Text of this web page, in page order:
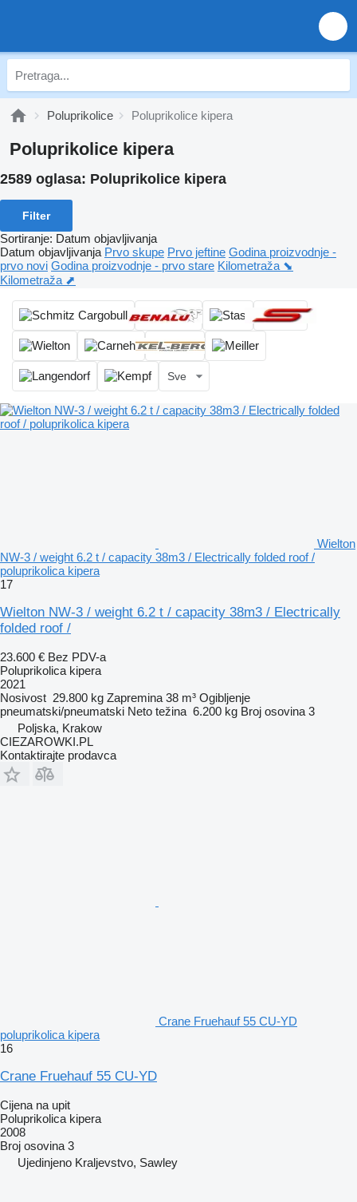
Poluprikolice Poluprikolice kipera
Poluprikolice kipera
2589 oglasa: Poluprikolice kipera
Filter
Sortiranje: Datum objavljivanja
Datum objavljivanja Prvo skupe Prvo jeftine Godina proizvodnje -
prvo novi Godina proizvodnje - prvo stare Kilometraža ⬊
Kilometraža ⬈
Sve
Wielton
NW-3 / weight 6.2 t / capacity 38m3 / Electrically folded roof /
poluprikolica kipera
17
Wielton NW-3 / weight 6.2 t / capacity 38m3 / Electrically
folded roof /
23.600 € Bez PDV-a
Poluprikolica kipera
2021
Nosivost 29.800 kg Zapremina 38 m³ Ogibljenje
pneumatski/pneumatski Neto težina 6.200 kg Broj osovina 3
Poljska, Krakow
CIEZAROWKI.PL
Kontaktirajte prodavca
Crane Fruehauf 55 CU-YD
poluprikolica kipera
16
Crane Fruehauf 55 CU-YD
Cijena na upit
Poluprikolica kipera
2008
Broj osovina 3
Ujedinjeno Kraljevstvo, Sawley